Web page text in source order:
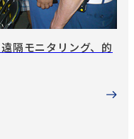
隔モニタリング、的